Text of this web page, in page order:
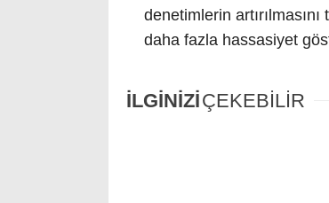
denetimlerin
daha fazla hassasiyet
İLGİNİZİÇEKEBİLİR